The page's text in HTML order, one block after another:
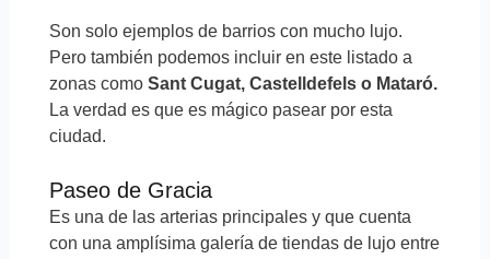
Son solo ejemplos de barrios con mucho lujo.
Pero también podemos incluir en este listado a
zonas como Sant Cugat, Castelldefels o Mataró.
La verdad es que es mágico pasear por esta
ciudad.
Paseo de Gracia
Es una de las arterias principales y que cuenta
con una amplísima galería de tiendas de lujo entre